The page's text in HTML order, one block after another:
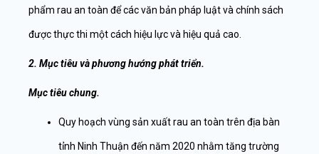
phẩm rau an toàn để các văn bản pháp luật và chính sách
được thực thi một cách hiệu lực và hiệu quả cao.
2. Mục tiêu và phương hướng phát triển.
Mục tiêu chung.
Quy hoạch vùng sản xuất rau an toàn trên địa bàn
tỉnh Ninh Thuận đến năm 2020 nhằm tăng trường